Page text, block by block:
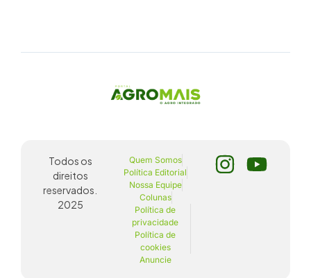
Todos os
direitos
reservados.
2025
Quem Somos
Política Editorial
Nossa Equipe
Colunas
Política de
privacidade
Política de
cookies
Anuncie